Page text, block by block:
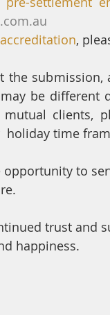
,
the
be different
clients,
holiday time
opportunity to
trust and
happiness.